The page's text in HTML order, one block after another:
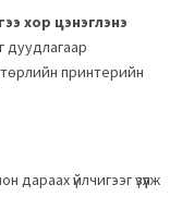
хор цэнэглэнэ
дуудлагаар
төрлийн принтерийн
үйлчигээг үзүүлж